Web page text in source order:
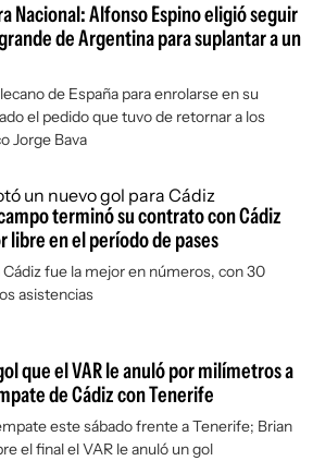
Nacional: Alfonso Espino eligió seguir
de Argentina para suplantar a un
de España para enrolarse en su
el pedido que tuvo de retornar a los
Jorge Bava
terminó su contrato con Cádiz
libre en el período de pases
fue la mejor en números, con 30
asistencias
que el VAR le anuló por milímetros a
de Cádiz con Tenerife
este sábado frente a Tenerife; Brian
el final el VAR le anuló un gol